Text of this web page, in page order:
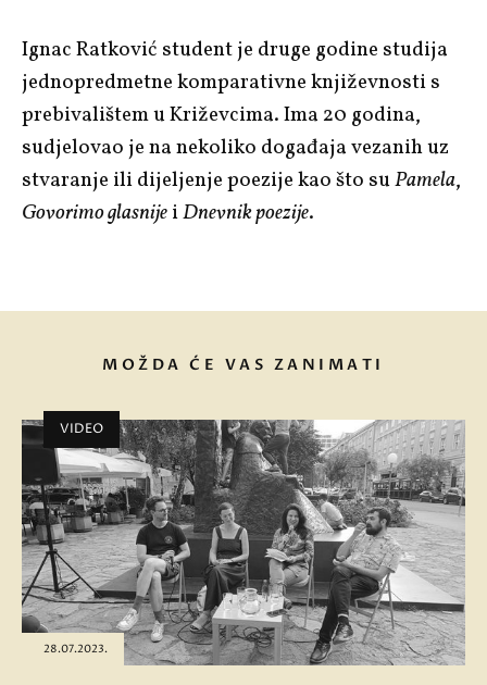
Ignac Ratković student je druge godine studija
jednopredmetne komparativne književnosti s
prebivalištem u Križevcima. Ima 20 godina,
sudjelovao je na nekoliko događaja vezanih uz
stvaranje ili dijeljenje poezije kao što suPamela,
Govorimo glasnijeiDnevnik poezije.
MOŽDA ĆE VAS ZANIMATI
VIDEO
28.07.2023.